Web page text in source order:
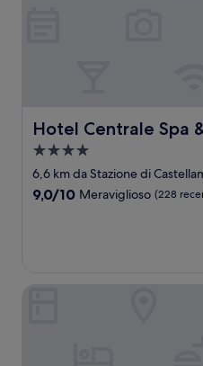
Hotel Centrale Spa
Hotel Centrale Spa &
Struttura
a
4.0
6,6 km da Stazione di
9.0
9,0/10 Meraviglioso (228